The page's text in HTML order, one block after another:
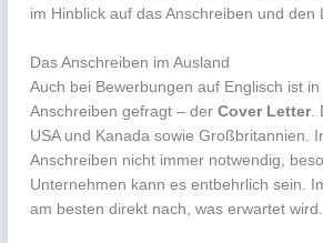
im Hinblick auf das Anschreiben und den
Das Anschreiben im Ausland
Auch bei Bewerbungen auf Englisch ist
Anschreiben gefragt – der Cover Letter.
USA und Kanada sowie Großbritannien.
Anschreiben nicht immer notwendig,
Unternehmen kann es entbehrlich sein.
am besten direkt nach, was erwartet wird.